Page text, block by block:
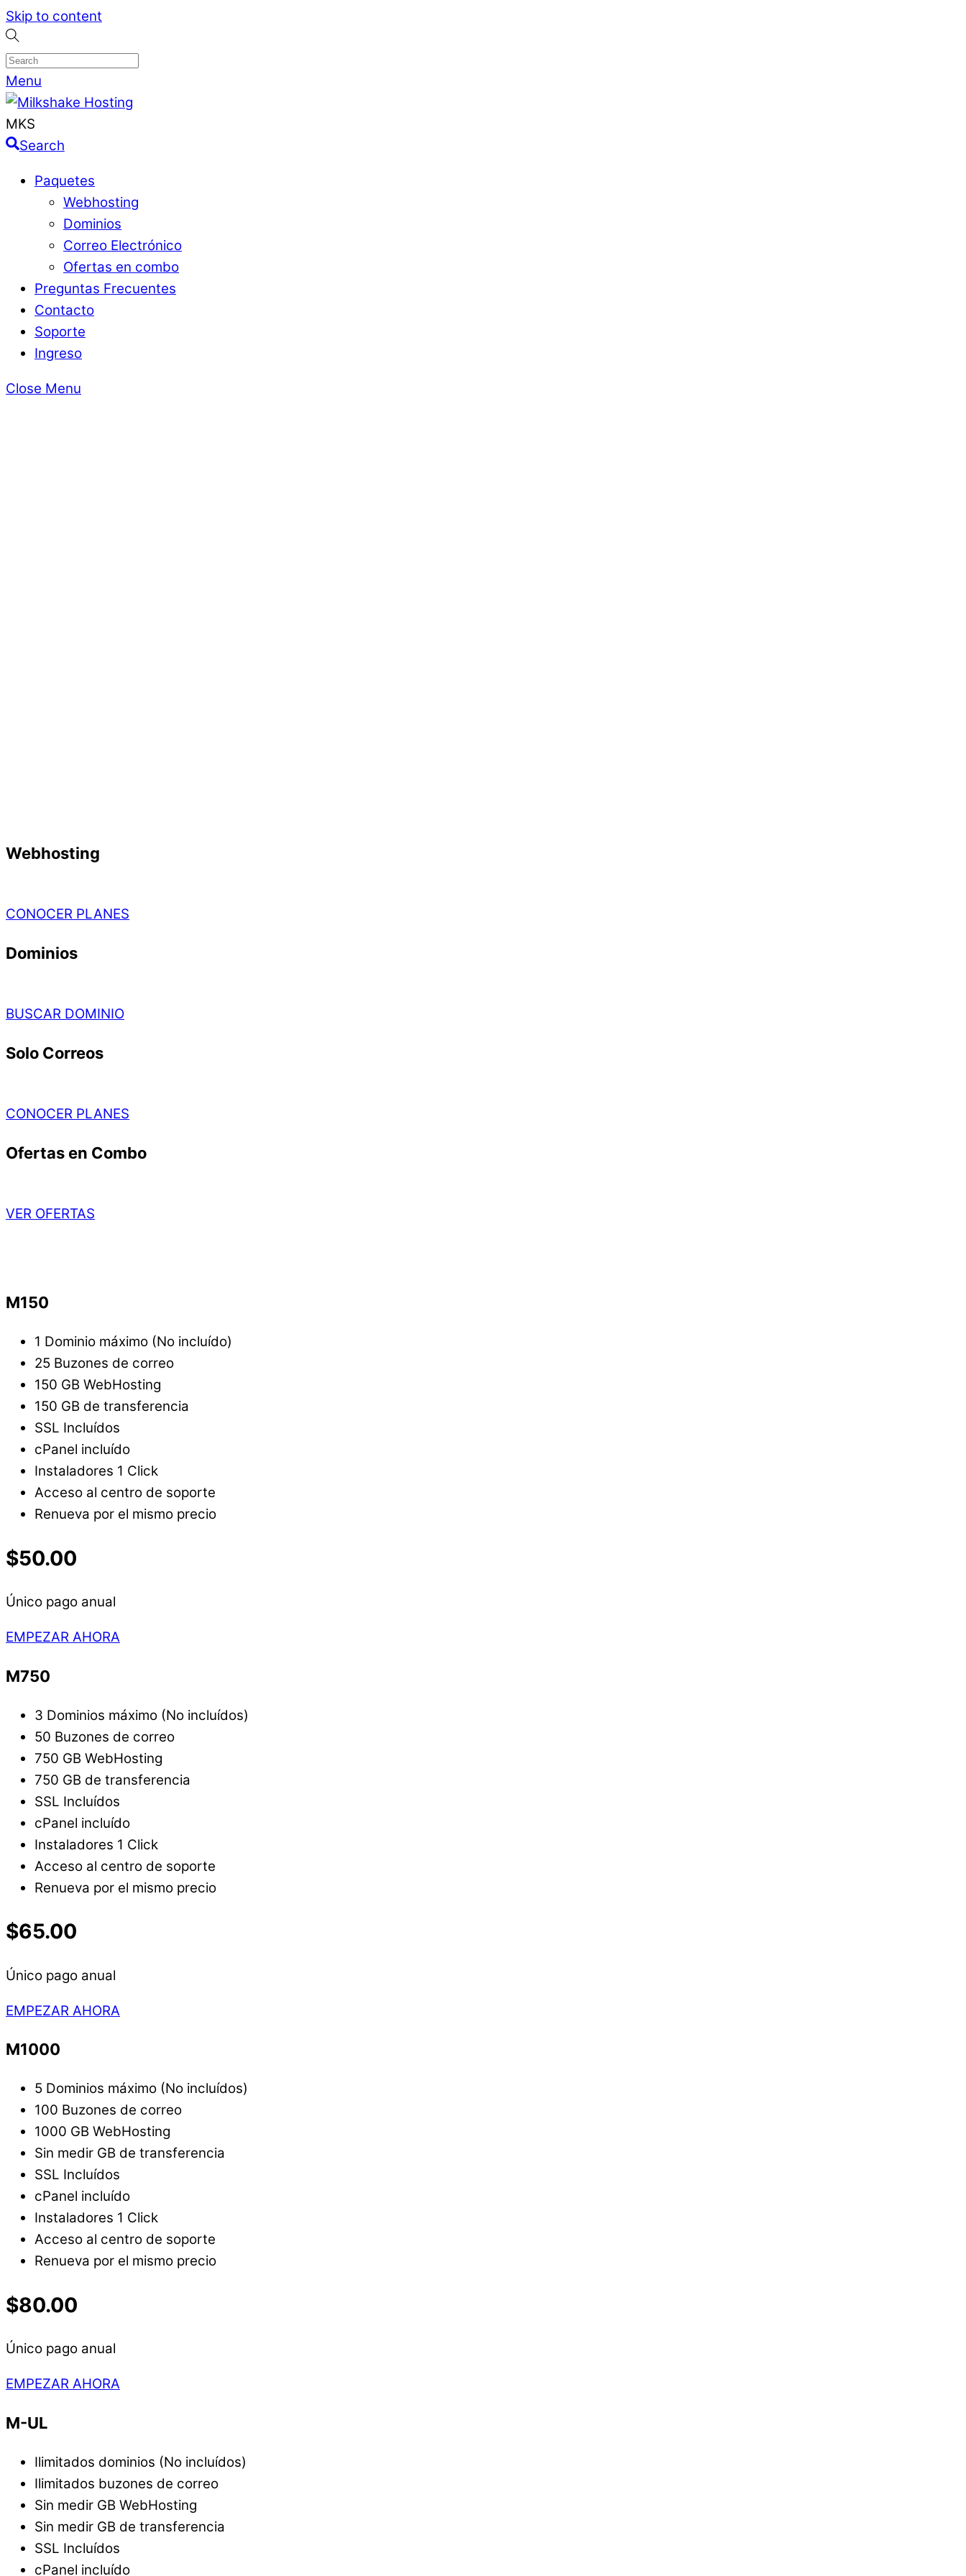
Skip to content
Menu
MKS
Search
Paquetes
Webhosting
Dominios
Correo Electrónico
Ofertas en combo
Preguntas Frecuentes
Contacto
Soporte
Ingreso
Close Menu
Webhosting
CONOCER PLANES
Dominios
BUSCAR DOMINIO
Solo Correos
CONOCER PLANES
Ofertas en Combo
VER OFERTAS
M150
1 Dominio máximo (No incluído)
25 Buzones de correo
150 GB WebHosting
150 GB de transferencia
SSL Incluídos
cPanel incluído
Instaladores 1 Click
Acceso al centro de soporte
Renueva por el mismo precio
$50.00
Único pago anual
EMPEZAR AHORA
M750
3 Dominios máximo (No incluídos)
50 Buzones de correo
750 GB WebHosting
750 GB de transferencia
SSL Incluídos
cPanel incluído
Instaladores 1 Click
Acceso al centro de soporte
Renueva por el mismo precio
$65.00
Único pago anual
EMPEZAR AHORA
M1000
5 Dominios máximo (No incluídos)
100 Buzones de correo
1000 GB WebHosting
Sin medir GB de transferencia
SSL Incluídos
cPanel incluído
Instaladores 1 Click
Acceso al centro de soporte
Renueva por el mismo precio
$80.00
Único pago anual
EMPEZAR AHORA
M-UL
Ilimitados dominios (No incluídos)
Ilimitados buzones de correo
Sin medir GB WebHosting
Sin medir GB de transferencia
SSL Incluídos
cPanel incluído